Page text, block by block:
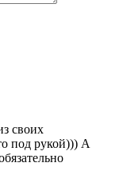
своих
под рукой))) А